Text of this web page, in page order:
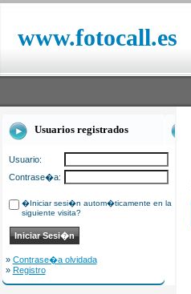
www.fotocall.es
Usuarios registrados
Usuario:
Contrase�a:
�Iniciar sesi�n autom�ticamente en la
siguiente visita?
» Contrase�a olvidada
» Registro